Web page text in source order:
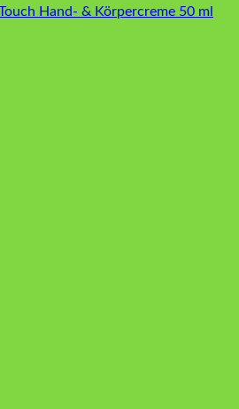
Hand- & Körpercreme 50 ml